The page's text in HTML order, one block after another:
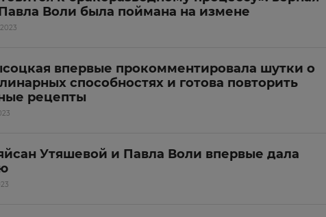
Воли была поймана на измене
впервые прокомментировала шутки о
способностях и готова повторить
рецепты
Утяшевой и Павла Воли впервые дала